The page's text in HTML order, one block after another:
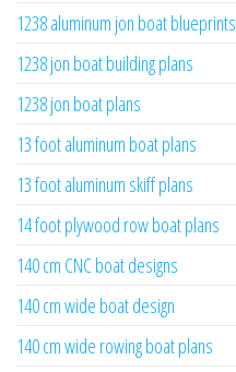
1238 aluminum jon boat blueprints
1238 jon boat building plans
1238 jon boat plans
13 foot aluminum boat plans
13 foot aluminum skiff plans
14 foot plywood row boat plans
140 cm CNC boat designs
140 cm wide boat design
140 cm wide rowing boat plans